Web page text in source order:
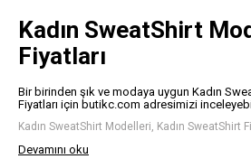
Kadın SweatShirt
Fiyatları
Bir birinden şık ve modaya uygun Kadın
Fiyatları için butikc.com adresimizi
Kadın SweatShirt Modelleri, Kadın SweatShirt
Devamını oku